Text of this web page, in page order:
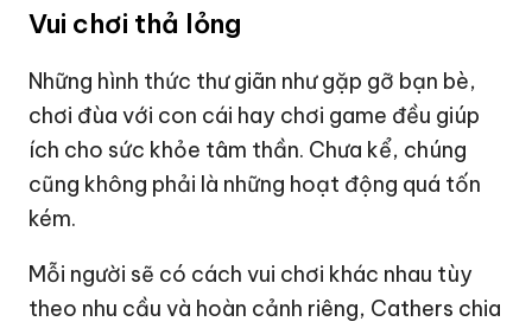
Vui chơi thả lỏng
Những hình thức thư giãn như gặp gỡ bạn bè,
chơi đùa với con cái hay chơi game đều giúp
ích cho sức khỏe tâm thần. Chưa kể, chúng
cũng không phải là những hoạt động quá tốn
kém.
Mỗi người sẽ có cách vui chơi khác nhau tùy
theo nhu cầu và hoàn cảnh riêng, Cathers chia